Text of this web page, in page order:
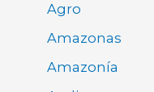
Agro
Amazonas
Amazonía